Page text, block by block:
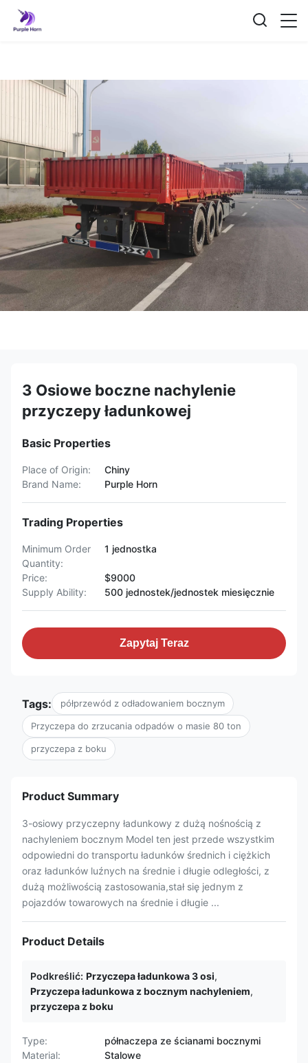
3 Osiowe boczne nachylenie
przyczepy ładunkowej
Basic Properties
Place of Origin:
Chiny
Brand Name:
Purple Horn
Trading Properties
Minimum Order
Quantity:
1 jednostka
Price:
$9000
Supply Ability:
500 jednostek/jednostek miesięcznie
Zapytaj Teraz
Tags: półprzewód z odładowaniem bocznym
Przyczepa do zrzucania odpadów o masie 80 ton
przyczepa z boku
Product Summary
3-osiowy przyczepny ładunkowy z dużą nośnością z
nachyleniem bocznym Model ten jest przede wszystkim
odpowiedni do transportu ładunków średnich i ciężkich
oraz ładunków luźnych na średnie i długie odległości, z
dużą możliwością zastosowania,stał się jednym z
pojazdów towarowych na średnie i długie ...
Product Details
Podkreślić: Przyczepa ładunkowa 3 osi,
Przyczepa ładunkowa z bocznym nachyleniem,
przyczepa z boku
Type:
półnaczepa ze ścianami bocznymi
Material:
Stalowe